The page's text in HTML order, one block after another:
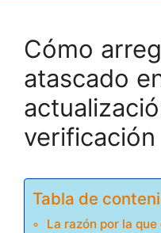
Cómo
atascado
verificación
Tabla de
La razón por la